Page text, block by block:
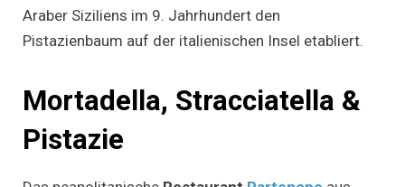
Araber Siziliens im 9. Jahrhundert den
Pistazienbaum auf der italienischen Insel etabliert.
Mortadella, Stracciatella &
Pistazie